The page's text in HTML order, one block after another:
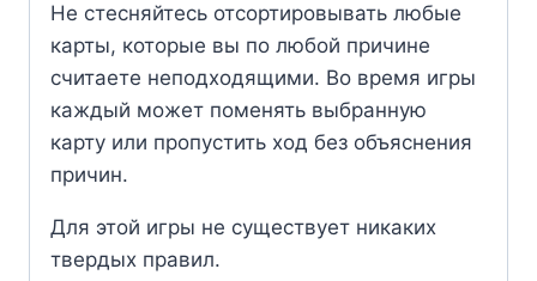
Не стесняйтесь отсортировывать любые
карты, которые вы по любой причине
считаете неподходящими. Во время игры
каждый может поменять выбранную
карту или пропустить ход без объяснения
причин.
Для этой игры не существует никаких
твердых правил.